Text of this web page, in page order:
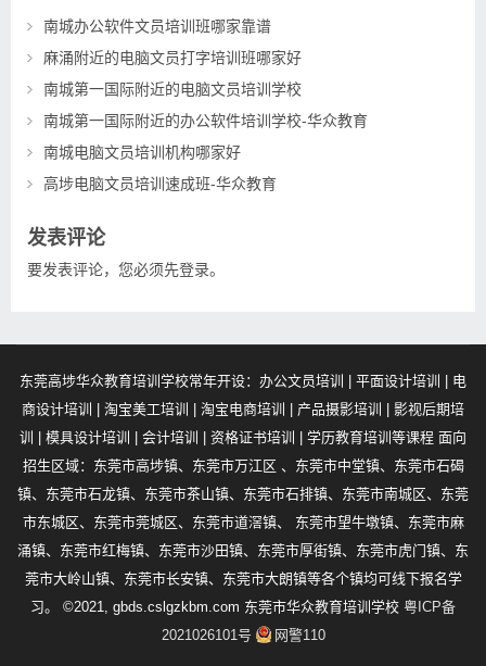
南城办公软件文员培训班哪家靠谱
麻涌附近的电脑文员打字培训班哪家好
南城第一国际附近的电脑文员培训学校
南城第一国际附近的办公软件培训学校-华众教育
南城电脑文员培训机构哪家好
高埗电脑文员培训速成班-华众教育
发表评论
要发表评论，您必须先登录。
东莞高埗华众教育培训学校常年开设：办公文员培训 | 平面设计培训 | 电
商设计培训 | 淘宝美工培训 | 淘宝电商培训 | 产品摄影培训 | 影视后期培
训 | 模具设计培训 | 会计培训 | 资格证书培训 | 学历教育培训等课程 面向
招生区域：东莞市高埗镇、东莞市万江区 、东莞市中堂镇、东莞市石碣
镇、东莞市石龙镇、东莞市茶山镇、东莞市石排镇、东莞市南城区、东莞
市东城区、东莞市莞城区、东莞市道滘镇、 东莞市望牛墩镇、东莞市麻
涌镇、东莞市红梅镇、东莞市沙田镇、东莞市厚街镇、东莞市虎门镇、东
莞市大岭山镇、东莞市长安镇、东莞市大朗镇等各个镇均可线下报名学
习。 ©2021, gbds.cslgzkbm.com 东莞市华众教育培训学校 粤ICP备
2021026101号
网警110